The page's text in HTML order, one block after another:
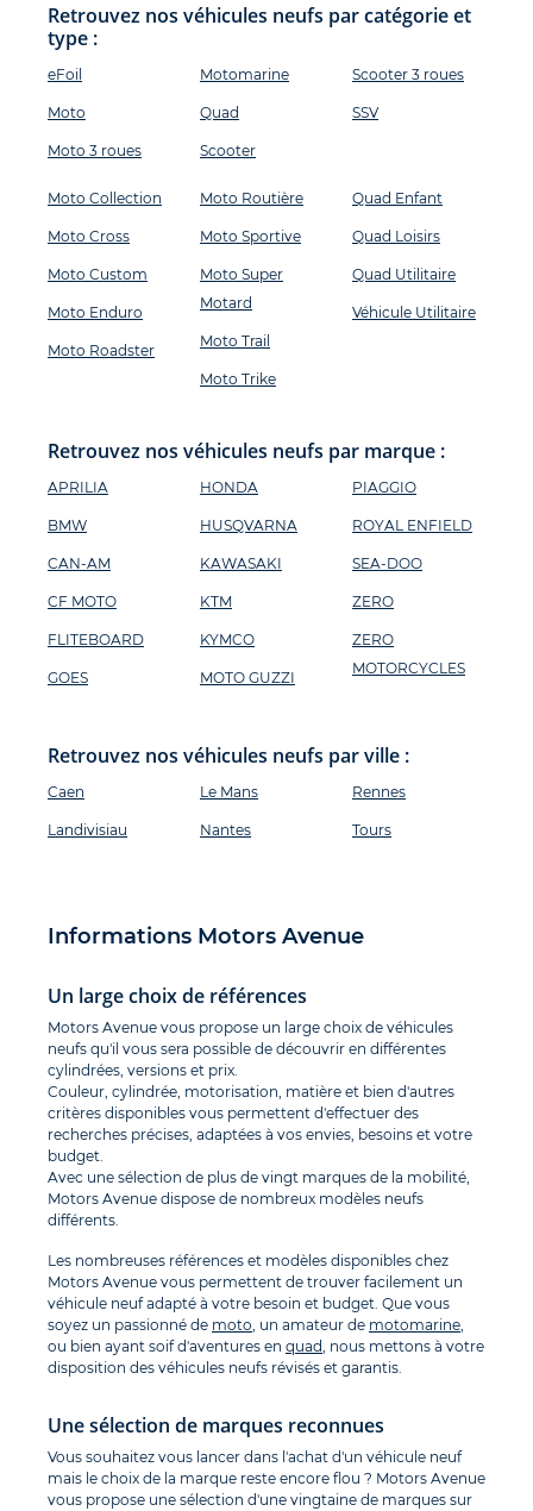
Retrouvez nos véhicules neufs par catégorie et
type :
eFoil
Moto
Moto 3 roues
Motomarine
Quad
Scooter
Scooter 3 roues
SSV
Moto Collection
Moto Cross
Moto Custom
Moto Enduro
Moto Roadster
Moto Routière
Moto Sportive
Moto Super
Motard
Moto Trail
Moto Trike
Quad Enfant
Quad Loisirs
Quad Utilitaire
Véhicule Utilitaire
Retrouvez nos véhicules neufs par marque :
APRILIA
BMW
CAN-AM
CF MOTO
FLITEBOARD
GOES
HONDA
HUSQVARNA
KAWASAKI
KTM
KYMCO
MOTO GUZZI
PIAGGIO
ROYAL ENFIELD
SEA-DOO
ZERO
ZERO
MOTORCYCLES
Retrouvez nos véhicules neufs par ville :
Caen
Landivisiau
Le Mans
Nantes
Rennes
Tours
Informations Motors Avenue
Un large choix de références
Motors Avenue vous propose un large choix de véhicules
neufs qu'il vous sera possible de découvrir en différentes
cylindrées, versions et prix.
Couleur, cylindrée, motorisation, matière et bien d'autres
critères disponibles vous permettent d'effectuer des
recherches précises, adaptées à vos envies, besoins et votre
budget.
Avec une sélection de plus de vingt marques de la mobilité,
Motors Avenue dispose de nombreux modèles neufs
différents.
Les nombreuses références et modèles disponibles chez
Motors Avenue vous permettent de trouver facilement un
véhicule neuf adapté à votre besoin et budget. Que vous
soyez un passionné de moto, un amateur de motomarine,
ou bien ayant soif d'aventures en quad, nous mettons à votre
disposition des véhicules neufs révisés et garantis.
Une sélection de marques reconnues
Vous souhaitez vous lancer dans l'achat d'un véhicule neuf
mais le choix de la marque reste encore flou ? Motors Avenue
vous propose une sélection d'une vingtaine de marques sur